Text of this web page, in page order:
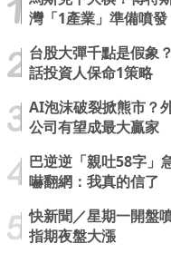
灣「1產業」準備噴發
台股大彈千點是假象
話投資人保命1策略
AI泡沫破裂掀熊市？
公司有望成最大贏家
巴逆逆「親吐58字」
嚇翻網：我真的信了
快新聞／星期一開盤
指期夜盤大漲